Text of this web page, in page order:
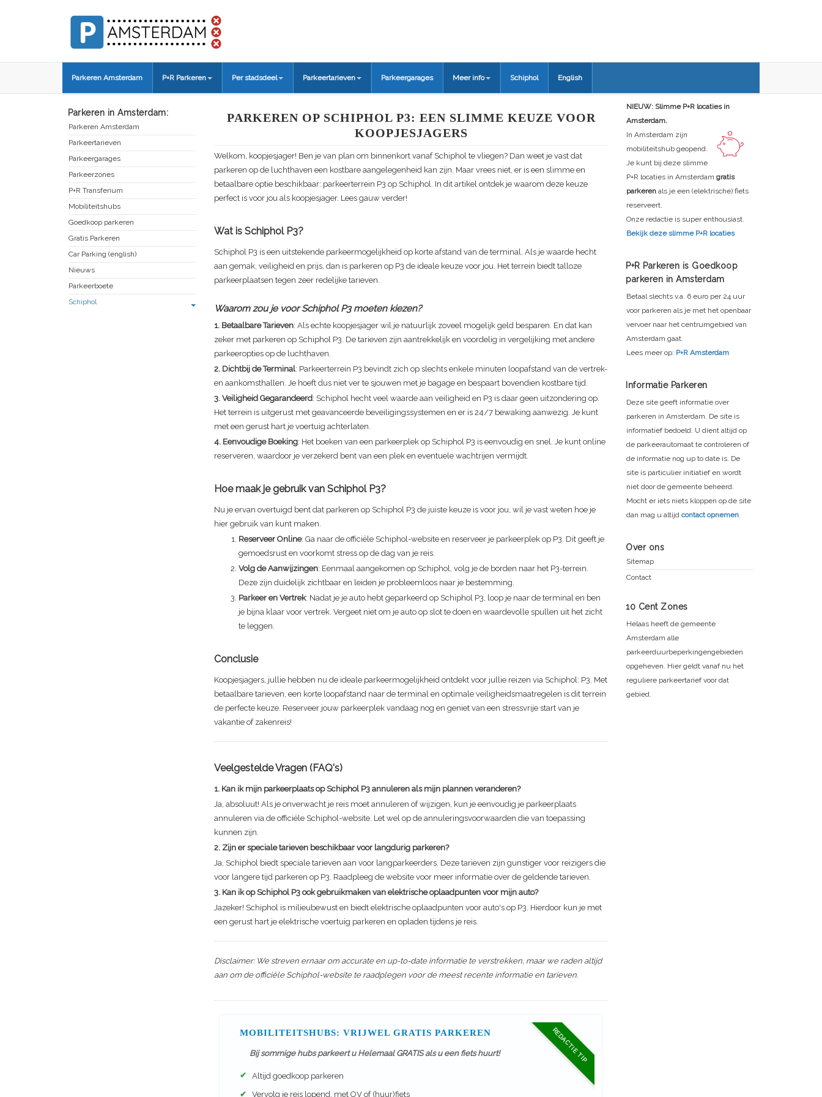
Parkeren Amsterdam P+R Parkeren Per stadsdeel Parkeertarieven Parkeergarages Meer info Schiphol English
PARKEREN OP SCHIPHOL P3: EEN SLIMME KEUZE VOOR
KOOPJESJAGERS
Welkom, koopjesjager! Ben je van plan om binnenkort vanaf Schiphol te vliegen? Dan weet je vast dat
parkeren op de luchthaven een kostbare aangelegenheid kan zijn. Maar vrees niet, er is een slimme en
betaalbare optie beschikbaar: parkeerterrein P3 op Schiphol. In dit artikel ontdek je waarom deze keuze
perfect is voor jou als koopjesjager. Lees gauw verder!
Wat is Schiphol P3?
Schiphol P3 is een uitstekende parkeermogelijkheid op korte afstand van de terminal. Als je waarde hecht
aan gemak, veiligheid en prijs, dan is parkeren op P3 de ideale keuze voor jou. Het terrein biedt talloze
parkeerplaatsen tegen zeer redelijke tarieven.
Waarom zou je voor Schiphol P3 moeten kiezen?
1. Betaalbare Tarieven: Als echte koopjesjager wil je natuurlijk zoveel mogelijk geld besparen. En dat kan
zeker met parkeren op Schiphol P3. De tarieven zijn aantrekkelijk en voordelig in vergelijking met andere
parkeeropties op de luchthaven.
2. Dichtbij de Terminal: Parkeerterrein P3 bevindt zich op slechts enkele minuten loopafstand van de vertrek-
en aankomsthallen. Je hoeft dus niet ver te sjouwen met je bagage en bespaart bovendien kostbare tijd.
3. Veiligheid Gegarandeerd: Schiphol hecht veel waarde aan veiligheid en P3 is daar geen uitzondering op.
Het terrein is uitgerust met geavanceerde beveiligingssystemen en er is 24/7 bewaking aanwezig. Je kunt
met een gerust hart je voertuig achterlaten.
4. Eenvoudige Boeking: Het boeken van een parkeerplek op Schiphol P3 is eenvoudig en snel. Je kunt online
reserveren, waardoor je verzekerd bent van een plek en eventuele wachtrijen vermijdt.
Hoe maak je gebruik van Schiphol P3?
Nu je ervan overtuigd bent dat parkeren op Schiphol P3 de juiste keuze is voor jou, wil je vast weten hoe je
hier gebruik van kunt maken.
Reserveer Online: Ga naar de officiële Schiphol-website en reserveer je parkeerplek op P3. Dit geeft je
gemoedsrust en voorkomt stress op de dag van je reis.
Volg de Aanwijzingen: Eenmaal aangekomen op Schiphol, volg je de borden naar het P3-terrein.
Deze zijn duidelijk zichtbaar en leiden je probleemloos naar je bestemming.
Parkeer en Vertrek: Nadat je je auto hebt geparkeerd op Schiphol P3, loop je naar de terminal en ben
je bijna klaar voor vertrek. Vergeet niet om je auto op slot te doen en waardevolle spullen uit het zicht
te leggen.
Conclusie
Koopjesjagers, jullie hebben nu de ideale parkeermogelijkheid ontdekt voor jullie reizen via Schiphol: P3. Met
betaalbare tarieven, een korte loopafstand naar de terminal en optimale veiligheidsmaatregelen is dit terrein
de perfecte keuze. Reserveer jouw parkeerplek vandaag nog en geniet van een stressvrije start van je
vakantie of zakenreis!
Veelgestelde Vragen (FAQ's)
1. Kan ik mijn parkeerplaats op Schiphol P3 annuleren als mijn plannen veranderen?
Ja, absoluut! Als je onverwacht je reis moet annuleren of wijzigen, kun je eenvoudig je parkeerplaats
annuleren via de officiële Schiphol-website. Let wel op de annuleringsvoorwaarden die van toepassing
kunnen zijn.
2. Zijn er speciale tarieven beschikbaar voor langdurig parkeren?
Ja, Schiphol biedt speciale tarieven aan voor langparkeerders. Deze tarieven zijn gunstiger voor reizigers die
voor langere tijd parkeren op P3. Raadpleeg de website voor meer informatie over de geldende tarieven.
3. Kan ik op Schiphol P3 ook gebruikmaken van elektrische oplaadpunten voor mijn auto?
Jazeker! Schiphol is milieubewust en biedt elektrische oplaadpunten voor auto's op P3. Hierdoor kun je met
een gerust hart je elektrische voertuig parkeren en opladen tijdens je reis.
Disclaimer: We streven ernaar om accurate en up-to-date informatie te verstrekken, maar we raden altijd
aan om de officiële Schiphol-website te raadplegen voor de meest recente informatie en tarieven.
REDACTIE TIP
MOBILITEITSHUBS: VRIJWEL GRATIS PARKEREN
Bij sommige hubs parkeert u Helemaal GRATIS als u een fiets huurt!
✔ Altijd goedkoop parkeren
✔ Vervolg je reis lopend, met OV of (huur)fiets
Parkeren in Amsterdam:
Parkeren Amsterdam
Parkeertarieven
Parkeergarages
Parkeerzones
P+R Transferium
Mobiliteitshubs
Goedkoop parkeren
Gratis Parkeren
Car Parking (english)
Nieuws
Parkeerboete
Schiphol
NIEUW: Slimme P+R locaties in
Amsterdam.
In Amsterdam zijn
mobiliteitshub geopend.
Je kunt bij deze slimme
P+R locaties in Amsterdam gratis
parkeren als je een (elektrische) fiets
reserveert.
Onze redactie is super enthousiast.
Bekijk deze slimme P+R locaties
P+R Parkeren is Goedkoop
parkeren in Amsterdam
Betaal slechts v.a. 6 euro per 24 uur
voor parkeren als je met het openbaar
vervoer naar het centrumgebied van
Amsterdam gaat.
Lees meer op: P+R Amsterdam
Informatie Parkeren
Deze site geeft informatie over
parkeren in Amsterdam. De site is
informatief bedoeld. U dient altijd op
de parkeerautomaat te controleren of
de informatie nog up to date is. De
site is particulier initiatief en wordt
niet door de gemeente beheerd.
Mocht er iets niets kloppen op de site
dan mag u altijd contact opnemen.
Over ons
Sitemap
Contact
10 Cent Zones
Helaas heeft de gemeente
Amsterdam alle
parkeerduurbeperkingengebieden
opgeheven. Hier geldt vanaf nu het
reguliere parkeertarief voor dat
gebied.